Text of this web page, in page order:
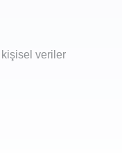
kişisel veriler